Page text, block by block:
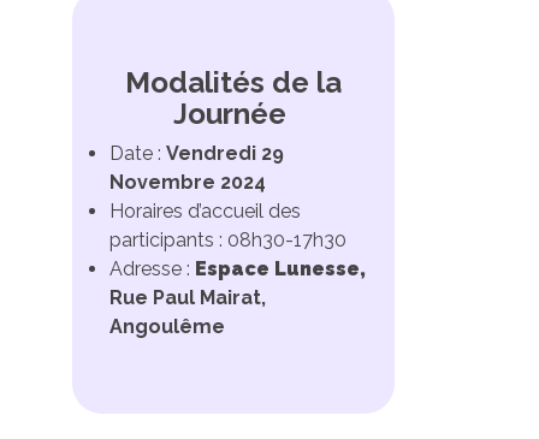
Modalités de la
Journée
Date : Vendredi 29
Novembre 2024
Horaires d’accueil des
participants : 08h30-17h30
Adresse : Espace Lunesse,
Rue Paul Mairat,
Angoulême